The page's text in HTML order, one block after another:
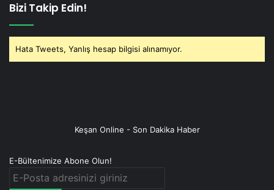
Bizi Takip Edin!
Hata Tweets, Yanlış hesap bilgisi alınamıyor.
Keşan Online - Son Dakika Haber
E-Bültenimize Abone Olun!
E-